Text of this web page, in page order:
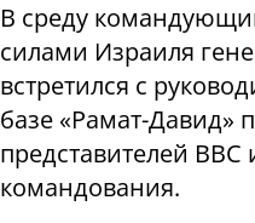
В среду
силами Израиля
встретился с
базе «Рамат-Давид»
представителей ВВС
командования.